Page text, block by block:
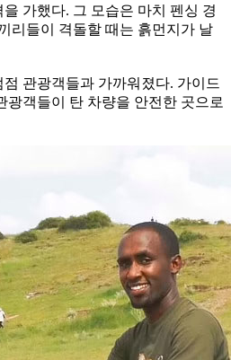
가했다. 그 모습은 마치 펜싱 경
리들이 격돌할 때는 흙먼지가 날
관광객들과 가까워졌다. 가이드
광객들이 탄 차량을 안전한 곳으로